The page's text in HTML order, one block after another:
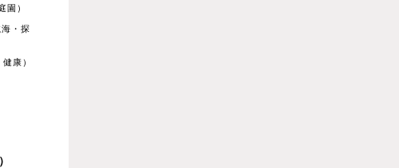
）
・探
康）